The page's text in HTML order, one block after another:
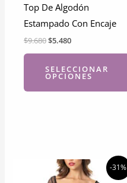
Top De Algodón
Estampado Con Encaje
$9.680El
era:
$9.680.
$5.480El
es:
$5.480.
SELECCIONAR
OPCIONES
variantes.
-31%